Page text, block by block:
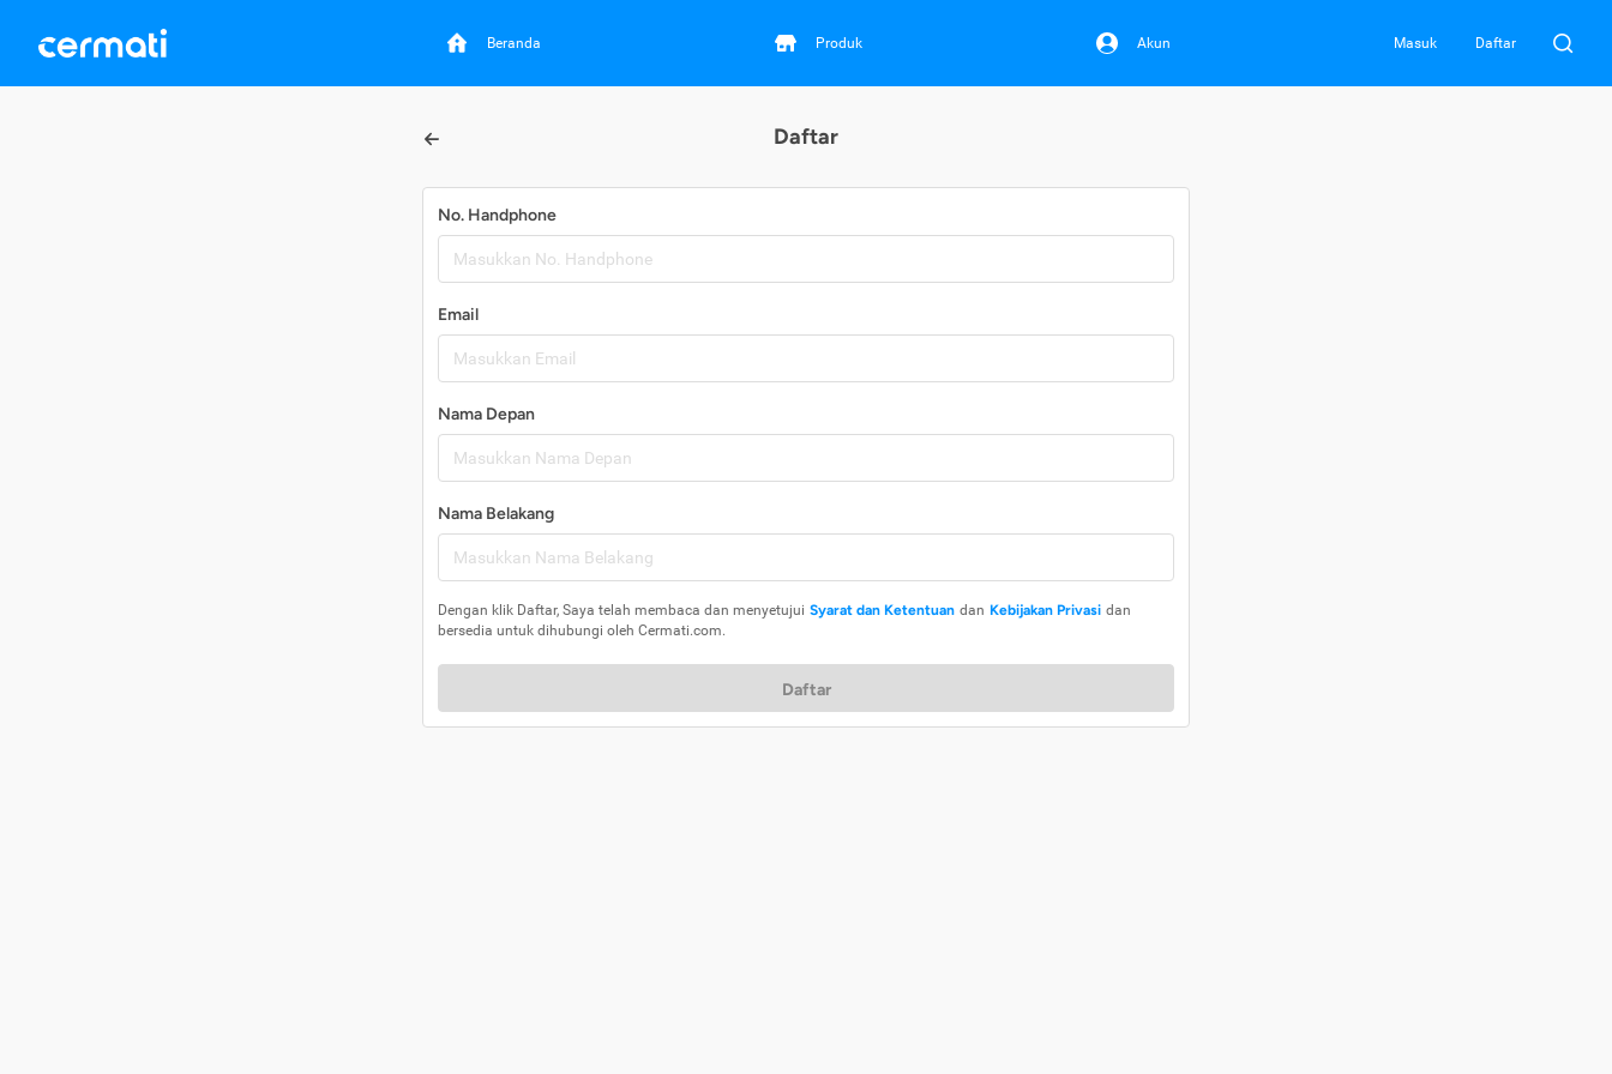
Beranda Produk Akun Masuk Daftar
Daftar
No. Handphone
Email
Nama Depan
Nama Belakang
Dengan klik Daftar, Saya telah membaca dan menyetujui Syarat dan Ketentuan dan Kebijakan Privasi dan
bersedia untuk dihubungi oleh Cermati.com.
Daftar